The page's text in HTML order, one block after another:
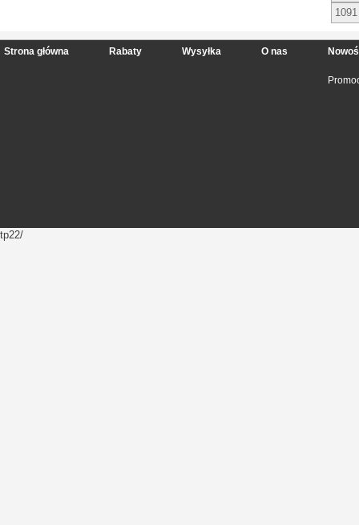
1091
Strona główna Rabaty Wysyłka O nas
tp22/